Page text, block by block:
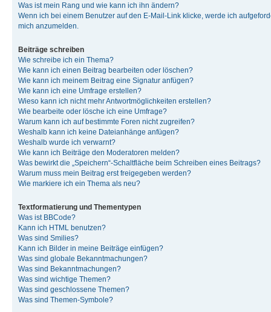
Was ist mein Rang und wie kann ich ihn ändern?
Wenn ich bei einem Benutzer auf den E-Mail-Link klicke, werde ich
mich anzumelden.
Beiträge schreiben
Wie schreibe ich ein Thema?
Wie kann ich einen Beitrag bearbeiten oder löschen?
Wie kann ich meinem Beitrag eine Signatur anfügen?
Wie kann ich eine Umfrage erstellen?
Wieso kann ich nicht mehr Antwortmöglichkeiten erstellen?
Wie bearbeite oder lösche ich eine Umfrage?
Warum kann ich auf bestimmte Foren nicht zugreifen?
Weshalb kann ich keine Dateianhänge anfügen?
Weshalb wurde ich verwarnt?
Wie kann ich Beiträge den Moderatoren melden?
Was bewirkt die „Speichern“-Schaltfläche beim Schreiben eines Beitrags?
Warum muss mein Beitrag erst freigegeben werden?
Wie markiere ich ein Thema als neu?
Textformatierung und Thementypen
Was ist BBCode?
Kann ich HTML benutzen?
Was sind Smilies?
Kann ich Bilder in meine Beiträge einfügen?
Was sind globale Bekanntmachungen?
Was sind Bekanntmachungen?
Was sind wichtige Themen?
Was sind geschlossene Themen?
Was sind Themen-Symbole?